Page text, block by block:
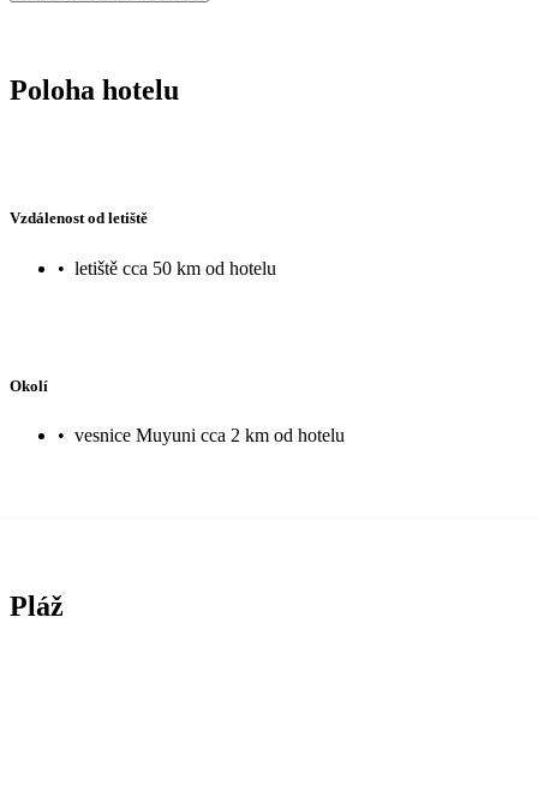
Poloha hotelu
Vzdálenost od letiště
• letiště cca 50 km od hotelu
Okolí
• vesnice Muyuni cca 2 km od hotelu
Pláž